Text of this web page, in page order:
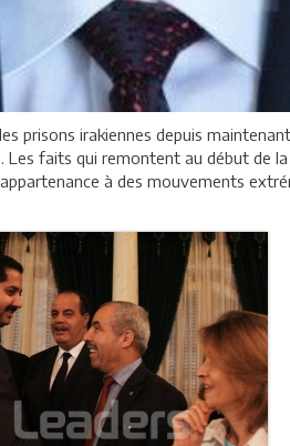
prisons irakiennes depuis
faits qui remontent au début de
à des mouvements